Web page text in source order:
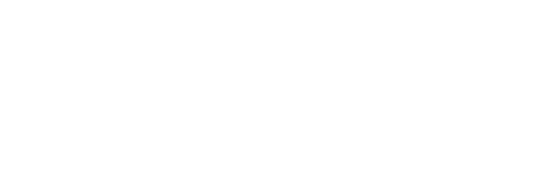
direkt nach derselben Mahlzeit täglich die Variabilität